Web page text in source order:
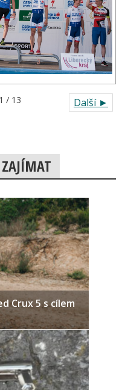
Další ►
/ 13
Crux 5 s cílem